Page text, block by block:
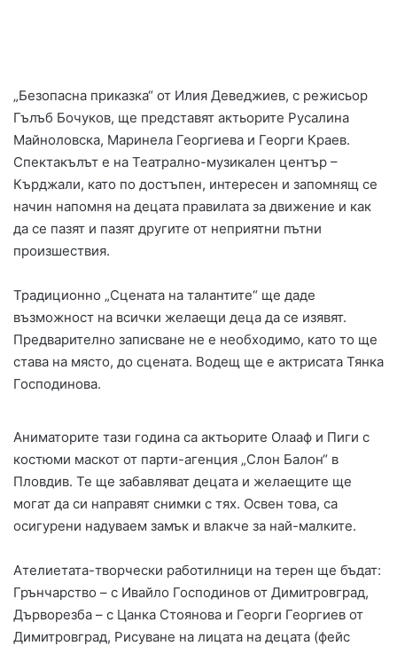
„Безопасна приказка“ от Илия Деведжиев, с режисьор
Гълъб Бочуков, ще представят актьорите Русалина
Майноловска, Маринела Георгиева и Георги Краев.
Спектакълът е на Театрално-музикален център –
Кърджали, като по достъпен, интересен и запомнящ се
начин напомня на децата правилата за движение и как
да се пазят и пазят другите от неприятни пътни
произшествия.
Традиционно „Сцената на талантите“ ще даде
възможност на всички желаещи деца да се изявят.
Предварително записване не е необходимо, като то ще
става на място, до сцената. Водещ ще е актрисата Тянка
Господинова.
Аниматорите тази година са актьорите Олааф и Пиги с
костюми маскот от парти-агенция „Слон Балон“ в
Пловдив. Те ще забавляват децата и желаещите ще
могат да си направят снимки с тях. Освен това, са
осигурени надуваем замък и влакче за най-малките.
Ателиетата-творчески работилници на терен ще бъдат:
Грънчарство – с Ивайло Господинов от Димитровград,
Дърворезба – с Цанка Стоянова и Георги Георгиев от
Димитровград, Рисуване на лицата на децата (фейс